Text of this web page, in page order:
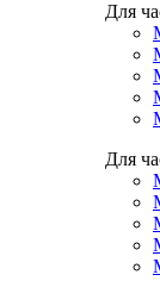
Для
Для